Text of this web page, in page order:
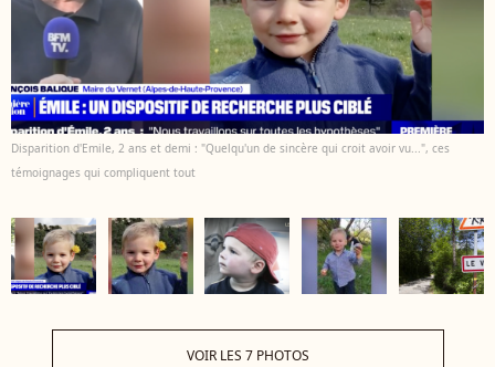
Disparition d'Emile, 2 ans et demi : "Quelqu'un de sincère qui croit avoir vu...", ces
témoignages qui compliquent tout
VOIR LES 7 PHOTOS